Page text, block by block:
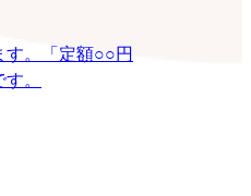
す。「定額○○円
。